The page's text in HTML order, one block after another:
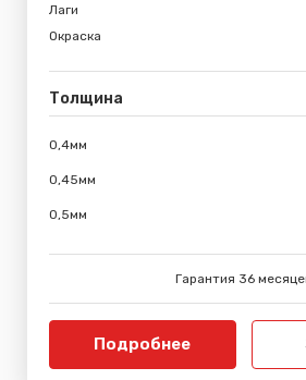
Лаги
Окраска
Толщина
0,4мм
0,45мм
0,5мм
Гарантия 36
Подробнее